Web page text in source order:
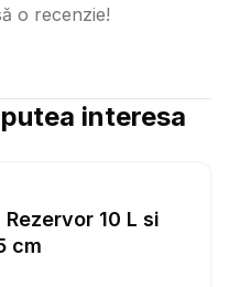
o recenzie!
interesa
Diverse
10 L si
cm